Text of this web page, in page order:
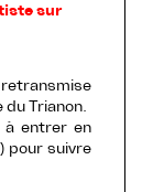
sur
retransmise
Trianon.
à entrer en
pour suivre